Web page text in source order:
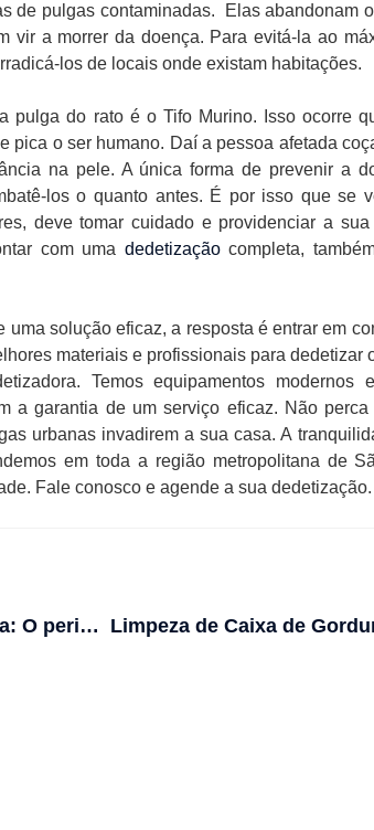
de pulgas contaminadas. Elas abandonam
vir a morrer da doença. Para evitá-la ao
los de locais onde existam habitações.
pulga do rato é o Tifo Murino. Isso ocorre
pica o ser humano. Daí a pessoa afetada
na pele. A única forma de prevenir a
los o quanto antes. É por isso que se
deve tomar cuidado e providenciar a
com uma dedetizaçãocompleta,
uma solução eficaz, a resposta é entrar em
materiais e profissionais para dedetizar
Temos equipamentos modernos
a garantia de um serviço eficaz. Não
urbanas invadirem a sua casa. A
em toda a região metropolitana de
Fale conosco e agende a sua dedetização.
Limpeza de Caixa D’Água: O perigo do cloro